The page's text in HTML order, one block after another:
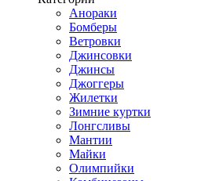
Анораки
Бомберы
Ветровки
Джинсовки
Джинсы
Джоггеры
Жилетки
Зимние куртки
Лонгсливы
Мантии
Майки
Олимпийки